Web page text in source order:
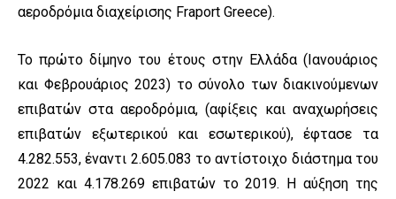
αεροδρόμια διαχείρισης Fraport Greece).
Το πρώτο δίμηνο του έτους στην Ελλάδα (Ιανουάριος
και Φεβρουάριος 2023) το σύνολο των διακινούμενων
επιβατών στα αεροδρόμια, (αφίξεις και αναχωρήσεις
επιβατών εξωτερικού και εσωτερικού), έφτασε τα
4.282.553, έναντι 2.605.083 το αντίστοιχο διάστημα του
2022 και 4.178.269 επιβατών το 2019. Η αύξηση της